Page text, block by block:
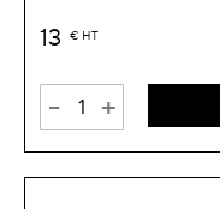
13 € HT
- +